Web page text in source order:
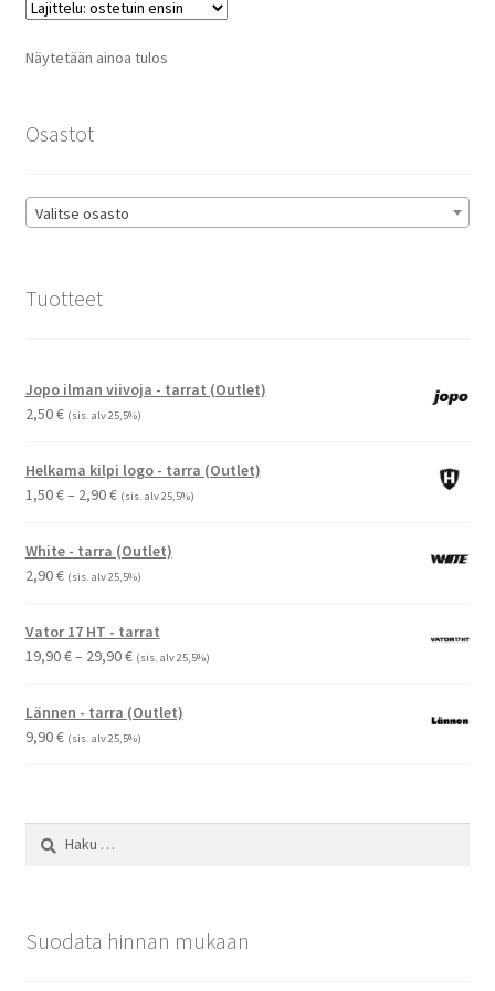
Näytetään ainoa tulos
Osastot
Valitse osasto
Tuotteet
Jopo ilman viivoja - tarrat (Outlet)
2,50€ (sis. alv 25,5%)
Helkama kilpi logo - tarra (Outlet)
1,50€– 2,90€Hintaluokka:
-
2,90 €
(sis. alv 25,5%)
White - tarra (Outlet)
2,90€ (sis. alv 25,5%)
Vator 17 HT - tarrat
19,90€– 29,90€Hintaluokka:
-
29,90 €
(sis. alv 25,5%)
Lännen - tarra (Outlet)
9,90€ (sis. alv 25,5%)
Suodata hinnan mukaan